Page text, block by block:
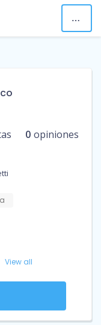
0 opiniones
View all